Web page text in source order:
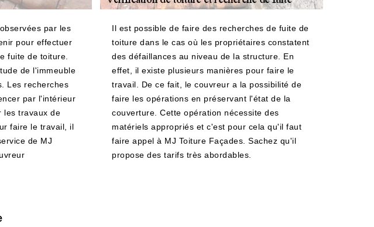
par les
pour effectuer
fuite de toiture.
de l'immeuble
Les recherches
par l'intérieur
les travaux de
faire le travail, il
de MJ
Il est possible de faire des recherches de fuite de
toiture dans le cas où les propriétaires constatent
des défaillances au niveau de la structure. En
effet, il existe plusieurs manières pour faire le
travail. De ce fait, le couvreur a la possibilité de
faire les opérations en préservant l'état de la
couverture. Cette opération nécessite des
matériels appropriés et c'est pour cela qu'il faut
faire appel à MJ Toiture Façades. Sachez qu'il
propose des tarifs très abordables.